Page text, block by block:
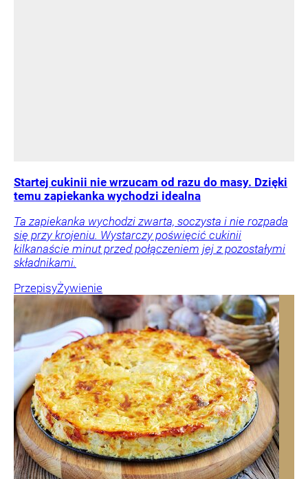
Startej cukinii nie wrzucam od razu do masy. Dzięki
temu zapiekanka wychodzi idealna
Ta zapiekanka wychodzi zwarta, soczysta i nie rozpada
się przy krojeniu. Wystarczy poświęcić cukinii
kilkanaście minut przed połączeniem jej z pozostałymi
składnikami.
PrzepisyŻywienie